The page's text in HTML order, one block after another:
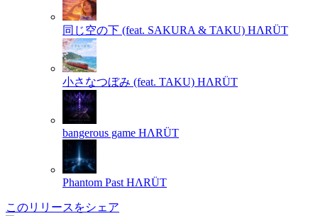
同じ空の下 (feat. SAKURA & TAKU) HΛRÜT
小さなつぼみ (feat. TAKU) HΛRÜT
bangerous game HΛRÜT
Phantom Past HΛRÜT
このリリースをシェア